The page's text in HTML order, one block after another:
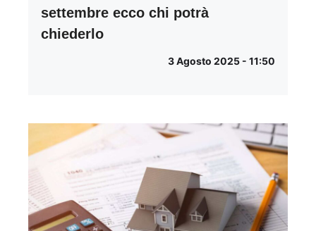
settembre ecco chi potrà
chiederlo
3 Agosto 2025 - 11:50